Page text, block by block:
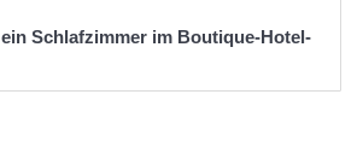
Schlafzimmer im Boutique-Hotel-